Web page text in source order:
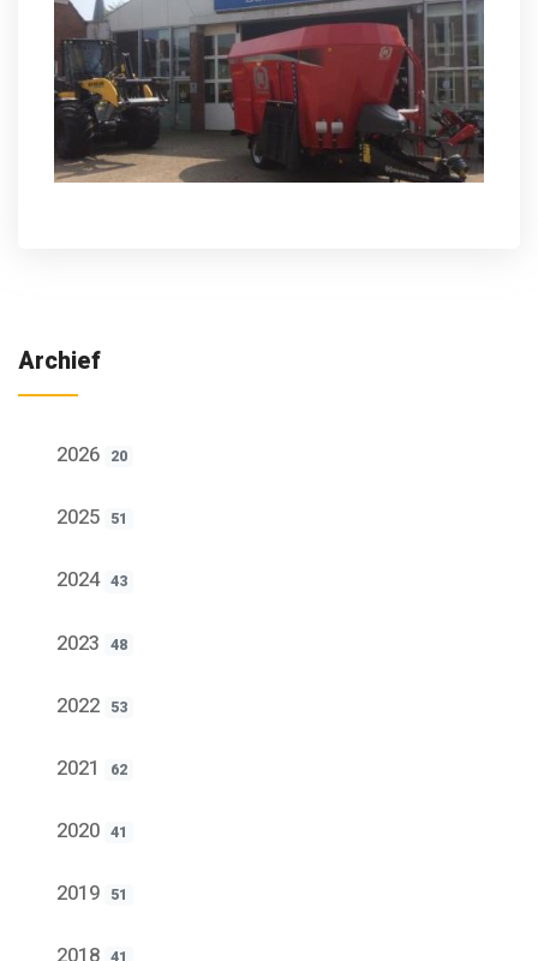
Archief
2026 20
2025 51
2024 43
2023 48
2022 53
2021 62
2020 41
2019 51